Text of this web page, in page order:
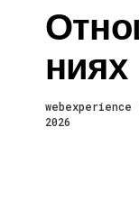
Ниях
webexperience
2026